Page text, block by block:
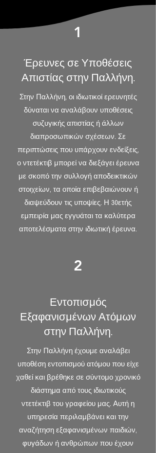
1
Έρευνες σε Υποθέσεις
Απιστίας στην Παλλήνη.
Στην Παλλήνη, οι ιδιωτικοί ερευνητές
δύναται να αναλάβουν υποθέσεις
συζυγικής απιστίας ή άλλων
διαπροσωπικών σχέσεων. Σε
περιπτώσεις που υπάρχουν ενδείξεις,
ο ντετέκτιβ μπορεί να διεξάγει έρευνα
με σκοπό την συλλογή αποδεικτικών
στοιχείων, τα οποία επιβεβαιώνουν ή
διαψεύδουν τις υποψίες. Η 30ετής
εμπειρία μας εγγυάται τα καλύτερα
αποτελέσματα στην ιδιωτική έρευνα.
2
Εντοπισμός
Εξαφανισμένων Ατόμων
στην Παλλήνη.
Στην Παλλήνη έχουμε αναλάβει
υποθέση εντοπισμού ατόμου που είχε
χαθεί και βρέθηκε σε σύντομο χρονικό
διάστημα από τους ιδιωτικούς
ντετέκτιβ του γραφείου μας. Αυτή η
υπηρεσία περιλαμβάνει και την
αναζήτηση εξαφανισμένων παιδιών,
φυγάδων ή ανθρώπων που έχουν